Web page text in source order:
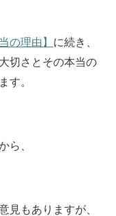
の理由】 に続き、
切さとその本当の
す。
ら、
見もありますが、